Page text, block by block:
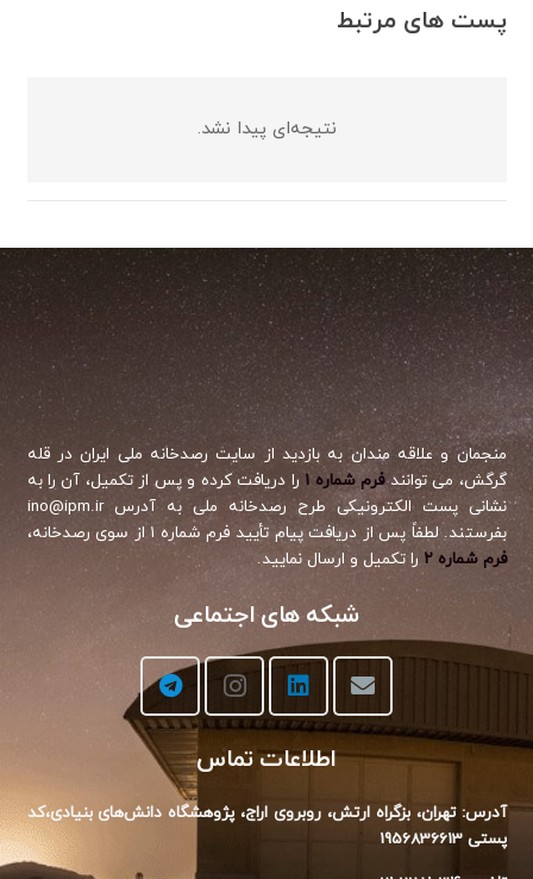
پست های مرتبط
نتیجه‌ای پیدا نشد.
منجمان و علاقه مندان به بازدید از سایت رصدخانه ملی ایران در قله
گرگش، می توانندفرم شماره ۱
را دریافت کرده و پس از تکمیل، آن را به
نشانی پست الکترونیکی طرح رصدخانه ملی به آدرس ino@ipm.ir
بفرستند. لطفاً پس از دریافت پیام تأیید فرم شماره ۱ از سوی رصدخانه،
فرم شماره ۲
را تکمیل و ارسال نمایید.
شبکه های اجتماعی
اطلاعات تماس
آدرس: تهران، بزگراه ارتش، روبروی اراج،‌ پژوهشگاه دانش‌های بنیادی،‌کد
پستی 1956836613